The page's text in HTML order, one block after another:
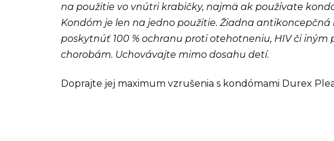
na použitie vo vnútri krabičky, najmä ak používate
Kondóm je len na jedno použitie. Žiadna
poskytnúť 100 % ochranu proti otehotneniu, HIV či iným
chorobám. Uchovávajte mimo dosahu detí.
Doprajte jej maximum vzrušenia s kondómami Durex